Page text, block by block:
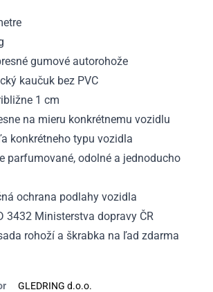
gumové autorohože
kaučuk bez PVC
1 cm
na mieru konkrétnemu vozidlu
konkrétneho typu vozidla
parfumované, odolné a jednoducho
ochrana podlahy vozidla
3432 Ministerstva dopravy ČR
rohoží a škrabka na ľad zdarma
GLEDRING d.o.o.